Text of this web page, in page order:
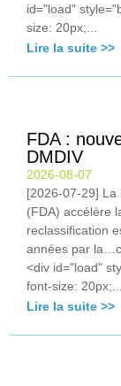
id="load"
size: 20px;...
Lire la suite >>
FDA :
DMDIV
2026-08-07
[2026-07-29] La
(FDA) accélère
reclassification
années par
<div id="load"
font-size: 20px;...
Lire la suite >>